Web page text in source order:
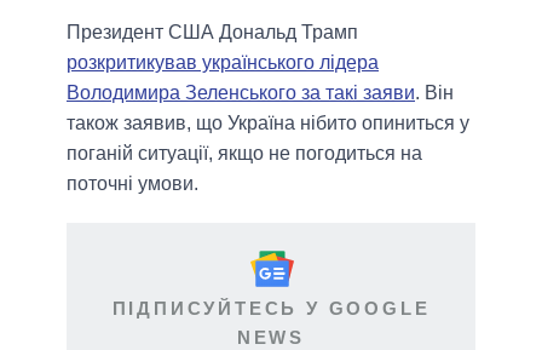
Президент США Дональд Трамп
розкритикував українського лідера
Володимира Зеленського за такi заяви. Він
також заявив, що Україна нібито опиниться у
поганій ситуації, якщо не погодиться на
поточні умови.
ПІДПИСУЙТЕСЬ У GOOGLE
NEWS